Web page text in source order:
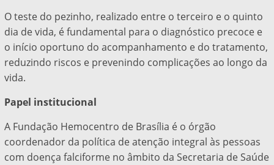
O teste do pezinho, realizado entre o terceiro e o quinto
dia de vida, é fundamental para o diagnóstico precoce e
o início oportuno do acompanhamento e do tratamento,
reduzindo riscos e prevenindo complicações ao longo da
vida.
Papel institucional
A Fundação Hemocentro de Brasília é o órgão
coordenador da política de atenção integral às pessoas
com doença falciforme no âmbito da Secretaria de Saúde